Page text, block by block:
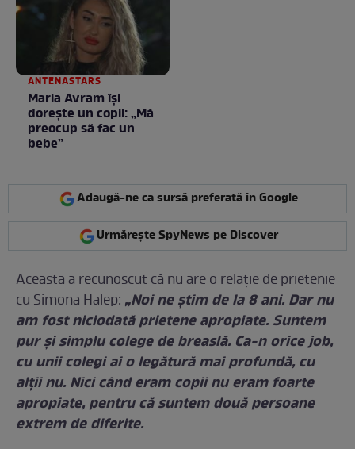
ANTENASTARS
Maria Avram își
dorește un copil: „Mă
preocup să fac un
bebe”
Adaugă-ne ca sursă preferată în Google
Urmărește SpyNews pe Discover
Aceasta a recunoscut că nu are o relaţie de prietenie
cu Simona Halep: „Noi ne știm de la 8 ani. Dar nu
am fost niciodată prietene apropiate. Suntem
pur și simplu colege de breaslă. Ca-n orice job,
cu unii colegi ai o legătură mai profundă, cu
alții nu. Nici când eram copii nu eram foarte
apropiate, pentru că suntem două persoane
extrem de diferite.